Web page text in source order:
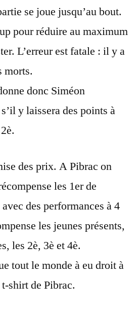
se joue jusqu’au bout.
pour réduire au maximum
L’erreur est fatale : il y a
morts.
donc Siméon
y laissera des points à
des prix. A Pibrac on
les 1er de
des performances à 4
les jeunes présents,
les 2è, 3è et 4è.
tout le monde à eu droit à
shirt de Pibrac.